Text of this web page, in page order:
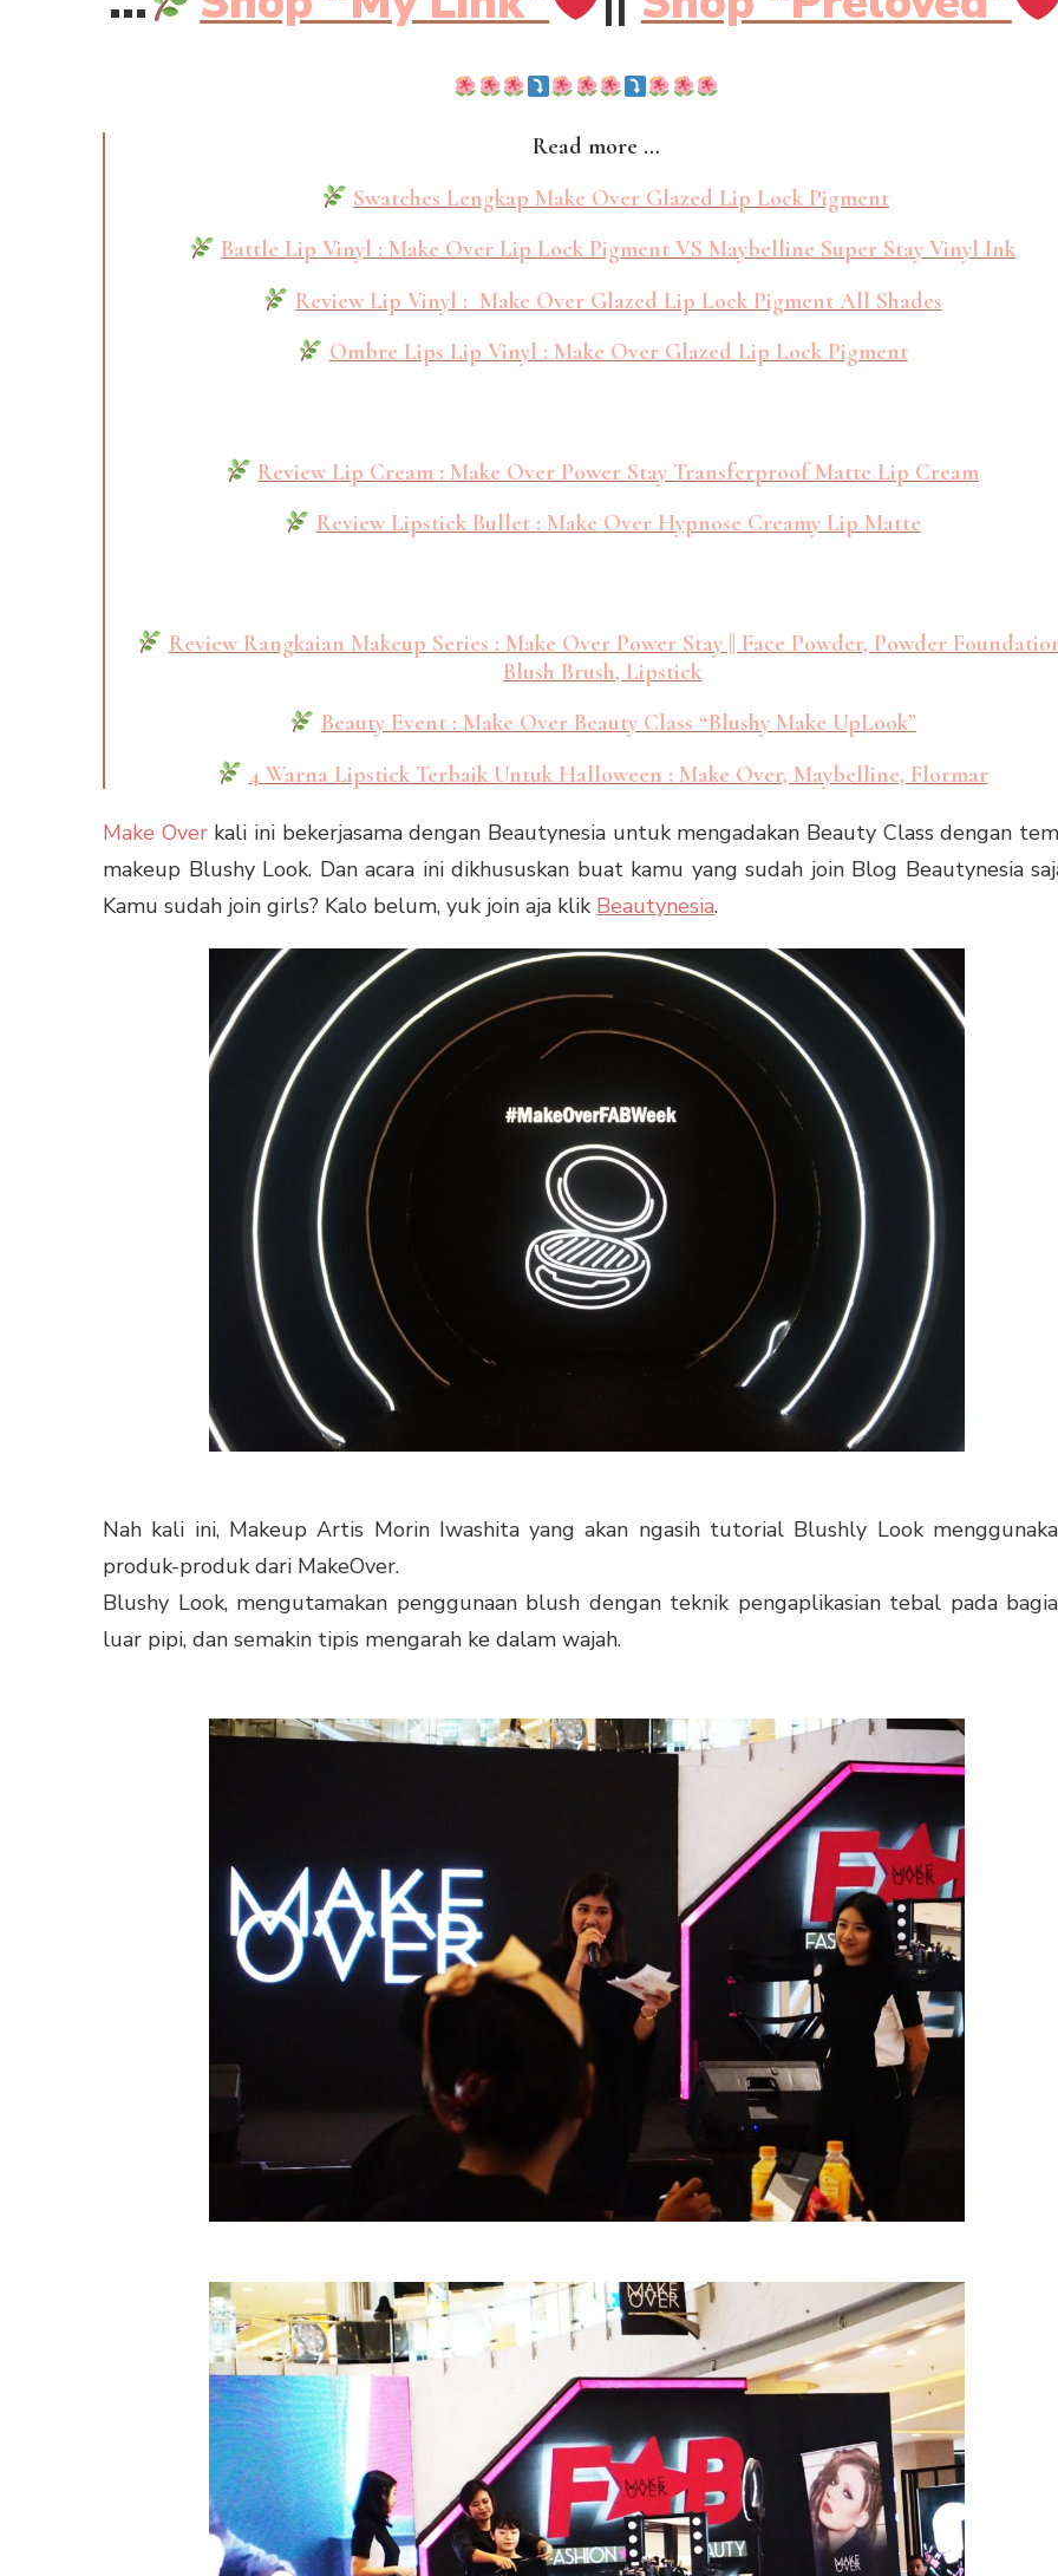
Read more …
Swatches Lengkap Make Over Glazed Lip Lock Pigment
Battle Lip Vinyl : Make Over Lip Lock Pigment VS Maybelline Super Stay Vinyl Ink
Review Lip Vinyl : Make Over Glazed Lip Lock Pigment All Shades
Ombre Lips Lip Vinyl : Make Over Glazed Lip Lock Pigment
Review Lip Cream : Make Over Power Stay Transferproof Matte Lip Cream
Review Lipstick Bullet : Make Over Hypnose Creamy Lip Matte
Review Rangkaian Makeup Series : Make Over Power Stay || Face Powder, Powder
Blush Brush, Lipstick
Beauty Event : Make Over Beauty Class “Blushy Make UpLook”
4 Warna Lipstick Terbaik Untuk Halloween : Make Over, Maybelline, Flormar
Make Overkali ini bekerjasama dengan Beautynesia untuk mengadakan Beauty Class dengan
makeup Blushy Look. Dan acara ini dikhususkan buat kamu yang sudah join Blog Beautynesia
Kamu sudah join girls? Kalo belum, yuk join aja klik Beautynesia.
Nah kali ini, Makeup Artis Morin Iwashita yang akan ngasih tutorial Blushly Look
produk-produk dari MakeOver.
Blushy Look, mengutamakan penggunaan blush dengan teknik pengaplikasian tebal pada
luar pipi, dan semakin tipis mengarah ke dalam wajah.